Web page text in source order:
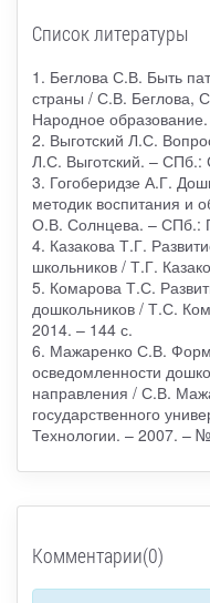
Список литературы
1. Беглова С.В. Быть
страны / С.В. Беглова,
Народное
2. Выготский Л.С.
Л.С. Выготский. – СПб.:
3. Гогоберидзе А.Г.
методик воспитания и
О.В. Солнцева. – СПб.:
4. Казакова Т.Г.
школьников / Т.Г.
5. Комарова Т.С.
дошкольников / Т.С.
2014. – 144 с.
6. Мажаренко С.В.
осведомленности
направления / С.В.
государственного
Технологии. – 2007. –
Комментарии(0)